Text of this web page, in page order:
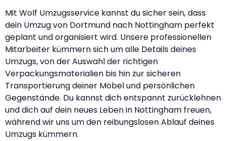
Mit Wolf Umzugsservice kannst du sicher sein, dass
dein Umzug von Dortmund nach Nottingham perfekt
geplant und organisiert wird. Unsere professionellen
Mitarbeiter kümmern sich um alle Details deines
Umzugs, von der Auswahl der richtigen
Verpackungsmaterialien bis hin zur sicheren
Transportierung deiner Möbel und persönlichen
Gegenstände. Du kannst dich entspannt zurücklehnen
und dich auf dein neues Leben in Nottingham freuen,
während wir uns um den reibungslosen Ablauf deines
Umzugs kümmern.